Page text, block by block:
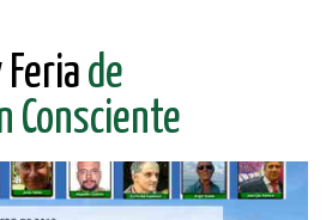
Feria de
Consciente